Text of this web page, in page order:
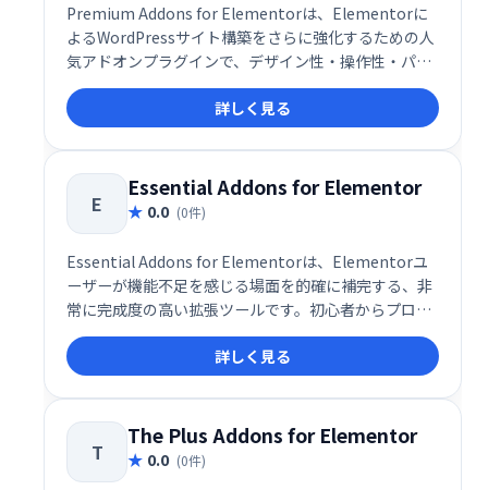
Premium Addons for Elementorは、Elementorに
よるWordPressサイト構築をさらに強化するための人
気アドオンプラグインで、デザイン性・操作性・パフ
ォーマンスすべてを高次元で両立した多機能ツールで
す。無料版とPro版の両方で利用でき、580以上のコン
テナテンプレートや多数のウィジェットを搭載してお
り、ノーコードで洗練されたWebサイトをスピーディ
ーに構築可能です。
詳しく見る
E
Essential Addons for Elementor
0.0 (0件)
Essential Addons for Elementorは、Elementorユ
ーザーが機能不足を感じる場面を的確に補完する、非
常に完成度の高い拡張ツールです。初心者からプロフ
ェッショナルまで、Elementorをよりパワフルかつ効
率的に活用したいユーザーにとって、導入すべき価値
のあるアドオンといえるでしょう。
詳しく見る
T
The Plus Addons for Elementor
0.0 (0件)